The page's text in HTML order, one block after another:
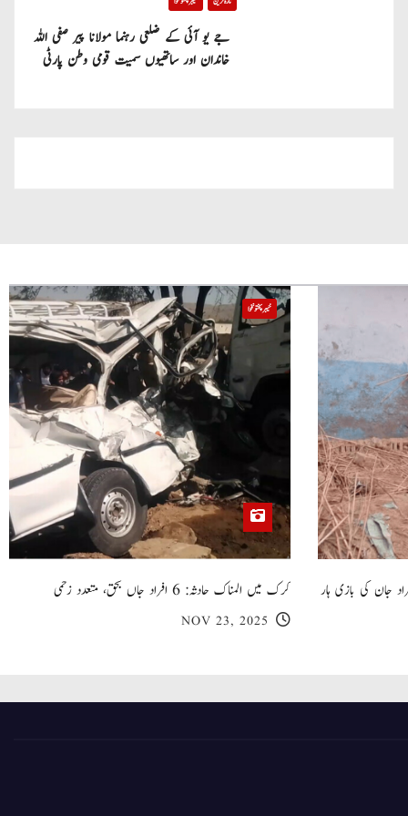
جے یو آئی کے ضلعی رہنما مولانا پیر صفی اللہ
خاندان اور ساتھیوں سمیت قومی وطن پارٹی
گھر کی چھت گرنے کا سانحہ: 5 افراد جان کی بازی ہار
خیبر پختونخوا
کرک میں المناک حادثہ: 6 افراد جاں بحق، متعدد زخمی
NOV 23, 2025